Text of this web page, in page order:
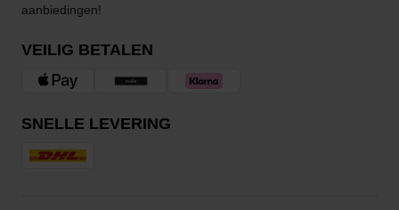
aanbiedingen!
VEILIG BETALEN
SNELLE LEVERING